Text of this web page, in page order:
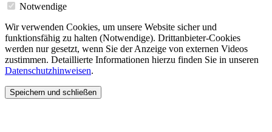
Notwendige
Wir verwenden Cookies, um unsere Website sicher und
funktionsfähig zu halten (Notwendige). Drittanbieter-Cookies
werden nur gesetzt, wenn Sie der Anzeige von externen Videos
zustimmen. Detaillierte Informationen hierzu finden Sie in unseren
Datenschutzhinweisen.
Speichern und schließen